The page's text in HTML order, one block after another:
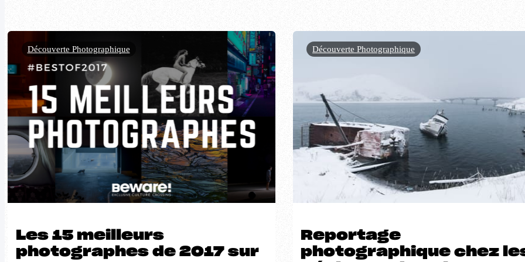
Les 15 meilleurs
photographes de 2017 sur
Découverte Photographique
Reportage
photographique chez
Découverte Photographique